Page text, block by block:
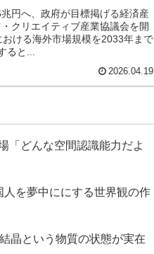
だっただろうな」「やろう
許さないんだよな」
の航続距離や超高速
きていない」 → 「変化を
アニメを視聴するプラッ
円へ、政府が目標掲げる経済産
クリエイティブ産業協議会を開
ける海外市場規模を2033年まで
ると...
2026.04.19
「どんな空間認識能力だよ
を夢中ににする世界観の作
晶という物質の状態が実在